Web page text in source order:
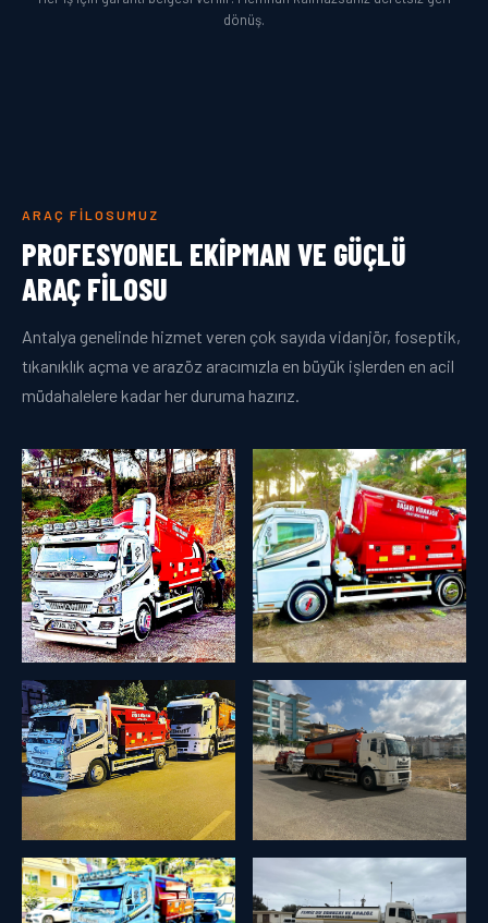
dönüş.
ARAÇ FILOSUMUZ
PROFESYONEL EKIPMAN VE GÜÇLÜ
ARAÇ FILOSU
Antalya genelinde hizmet veren çok sayıda vidanjör, foseptik,
tıkanıklık açma ve arazöz aracımızla en büyük işlerden en acil
müdahalelere kadar her duruma hazırız.